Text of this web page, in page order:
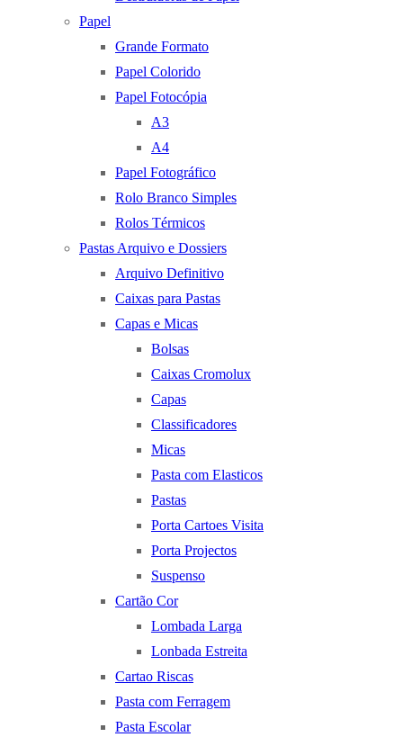
Papel
Grande Formato
Papel Colorido
Papel Fotocópia
A3
A4
Papel Fotográfico
Rolo Branco Simples
Rolos Térmicos
Pastas Arquivo e Dossiers
Arquivo Definitivo
Caixas para Pastas
Capas e Micas
Bolsas
Caixas Cromolux
Capas
Classificadores
Micas
Pasta com Elasticos
Pastas
Porta Cartoes Visita
Porta Projectos
Suspenso
Cartão Cor
Lombada Larga
Lonbada Estreita
Cartao Riscas
Pasta com Ferragem
Pasta Escolar